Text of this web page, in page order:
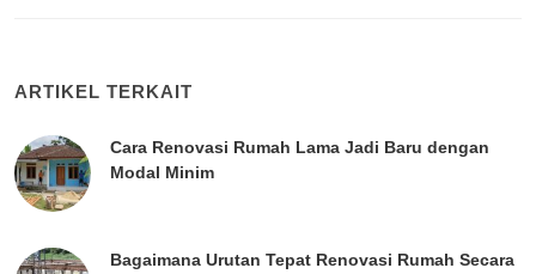
ARTIKEL TERKAIT
Cara Renovasi Rumah Lama Jadi Baru dengan
Modal Minim
Bagaimana Urutan Tepat Renovasi Rumah Secara